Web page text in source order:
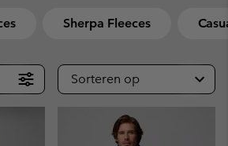
Sherpa Fleeces
Sorteren op